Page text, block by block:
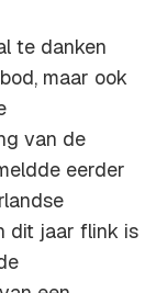
te danken
maar ook
van de
eerder
dit jaar flink is